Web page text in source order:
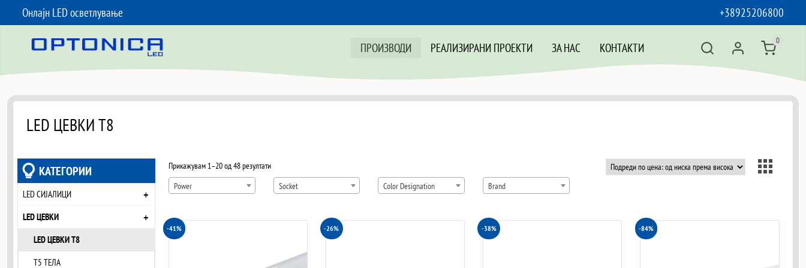
Онлајн LED осветлување
+38925206800
ПРОИЗВОДИ
РЕАЛИЗИРАНИ ПРОЕКТИ ЗА НАС КОНТАКТИ 0
LED ЦЕВКИ T8
КАТЕГОРИИ
LED СИЈАЛИЦИ +
LED ЦЕВКИ
LED ЦЕВКИ T8
T5 ТЕЛА
+
Прикажувам 1–20 од 48 резултатиSorted
by
price:
to
Power Socket Color Designation Brand
-41% -26% -38% -84%